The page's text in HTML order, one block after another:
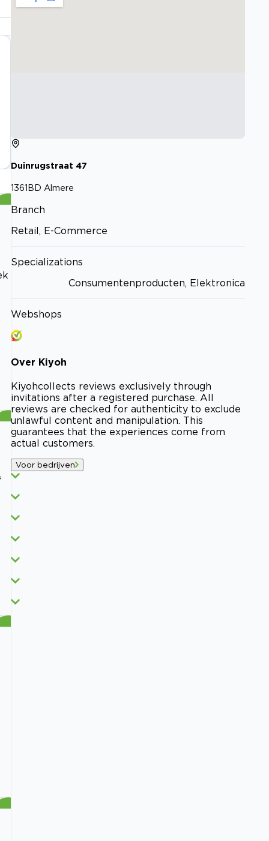
Duinrugstraat 47
1361BD Almere
Branch
Retail, E-Commerce
Specializations
Consumentenproducten, Elektronica
Webshops
Over Kiyoh
Kiyohcollects reviews exclusively through
invitations after a registered purchase. All
reviews are checked for authenticity to exclude
unlawful content and manipulation. This
guarantees that the experiences come from
actual customers.
Voor bedrijven